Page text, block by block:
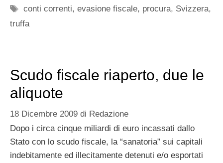
Tag
conti correnti,evasione fiscale, procura, Svizzera,
truffa
Scudo fiscale riaperto, due le
aliquote
18 Dicembre 2009 di Redazione
Dopo i circa cinque miliardi di euro incassati dallo
Stato con lo scudo fiscale, la “sanatoria” sui capitali
indebitamente ed illecitamente detenuti e/o esportati